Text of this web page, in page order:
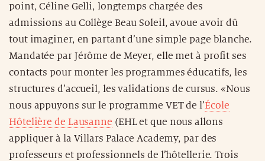
point, Céline Gelli, longtemps chargée des
admissions au Collège Beau Soleil, avoue avoir dû
tout imaginer, en partant d’une simple page blanche.
Mandatée par Jérôme de Meyer, elle met à profit ses
contacts pour monter les programmes éducatifs, les
structures d’accueil, les validations de cursus. «Nous
nous appuyons sur le programme VET de l’École
Hôtelière de Lausanne (EHL et que nous allons
appliquer à la Villars Palace Academy, par des
professeurs et professionnels de l’hôtellerie. Trois